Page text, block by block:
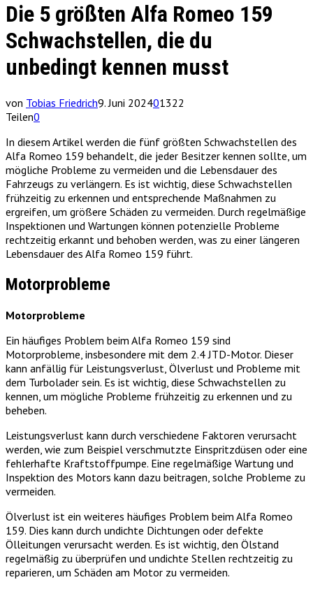
Die 5 größten Alfa Romeo 159
Schwachstellen, die du
unbedingt kennen musst
von Tobias Friedrich9. Juni 202401322
Teilen0
In diesem Artikel werden die fünf größten Schwachstellen des
Alfa Romeo 159 behandelt, die jeder Besitzer kennen sollte, um
mögliche Probleme zu vermeiden und die Lebensdauer des
Fahrzeugs zu verlängern. Es ist wichtig, diese Schwachstellen
frühzeitig zu erkennen und entsprechende Maßnahmen zu
ergreifen, um größere Schäden zu vermeiden. Durch regelmäßige
Inspektionen und Wartungen können potenzielle Probleme
rechtzeitig erkannt und behoben werden, was zu einer längeren
Lebensdauer des Alfa Romeo 159 führt.
Motorprobleme
Motorprobleme
Ein häufiges Problem beim Alfa Romeo 159 sind
Motorprobleme, insbesondere mit dem 2.4 JTD-Motor. Dieser
kann anfällig für Leistungsverlust, Ölverlust und Probleme mit
dem Turbolader sein. Es ist wichtig, diese Schwachstellen zu
kennen, um mögliche Probleme frühzeitig zu erkennen und zu
beheben.
Leistungsverlust kann durch verschiedene Faktoren verursacht
werden, wie zum Beispiel verschmutzte Einspritzdüsen oder eine
fehlerhafte Kraftstoffpumpe. Eine regelmäßige Wartung und
Inspektion des Motors kann dazu beitragen, solche Probleme zu
vermeiden.
Ölverlust ist ein weiteres häufiges Problem beim Alfa Romeo
159. Dies kann durch undichte Dichtungen oder defekte
Ölleitungen verursacht werden. Es ist wichtig, den Ölstand
regelmäßig zu überprüfen und undichte Stellen rechtzeitig zu
reparieren, um Schäden am Motor zu vermeiden.